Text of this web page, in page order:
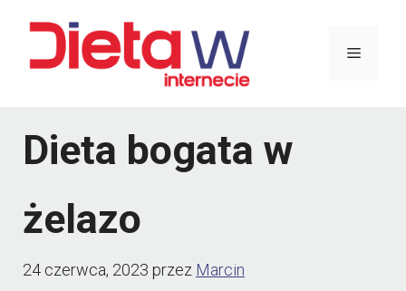
Menu
Dieta bogata w
żelazo
24 czerwca, 2023 przez Marcin